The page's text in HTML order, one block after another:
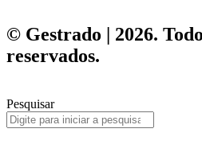
© Gestrado | 2026.
reservados.
Pesquisar